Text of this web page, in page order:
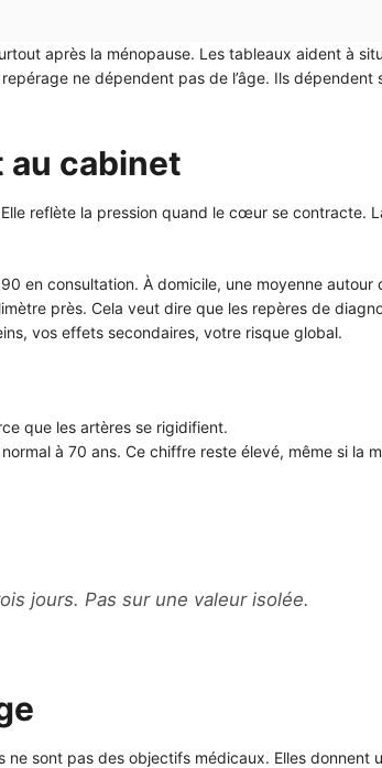
après la ménopause. Les tableaux aident à
ne dépendent pas de l’âge. Ils
au cabinet
reflète la pression quand le cœur se contracte.
en consultation. À domicile, une moyenne
près. Cela veut dire que les repères de
vos effets secondaires, votre risque global.
que les artères se rigidifient.
à 70 ans. Ce chiffre reste élevé, même si la
jours. Pas sur une valeur isolée.
sont pas des objectifs médicaux. Elles